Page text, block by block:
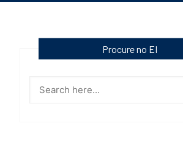
Procure no EI